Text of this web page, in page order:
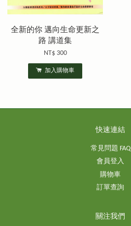
全新的你 邁向生命更新之
路 講道集
NT$ 300
加入購物車
快速連結
常見問題 FAQ
會員登入
購物車
訂單查詢
關注我們